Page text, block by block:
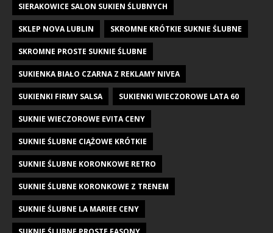
SIERAKOWICE SALON SUKIEN ŚLUBNYCH
SKLEP NOVA LUBLIN SKROMNE KRÓTKIE SUKNIE ŚLUBNE
SKROMNE PROSTE SUKNIE ŚLUBNE
SUKIENKA BIAŁO CZARNA Z REKLAMY NIVEA
SUKIENKI FIRMY SALSA SUKIENKI WIECZOROWE LATA 60
SUKNIE WIECZOROWE EVITA CENY
SUKNIE ŚLUBNE CIĄŻOWE KRÓTKIE
SUKNIE ŚLUBNE KORONKOWE RETRO
SUKNIE ŚLUBNE KORONKOWE Z TRENEM
SUKNIE ŚLUBNE LA MARIEE CENY